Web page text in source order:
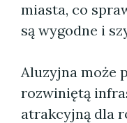
miasta, co
są wygodne i
Aluzyjna może
rozwiniętą
atrakcyjną dla